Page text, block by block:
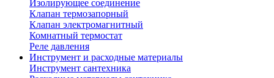
Изолирующее соединение
Клапан термозапорный
Клапан электромагнитный
Комнатный термостат
Реле давления
Инструмент и расходные материалы
Инструмент сантехника